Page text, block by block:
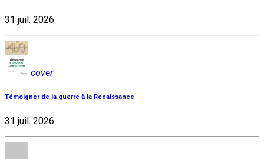
31 juil. 2026
cover
Témoigner de la guerre à la Renaissance
31 juil. 2026